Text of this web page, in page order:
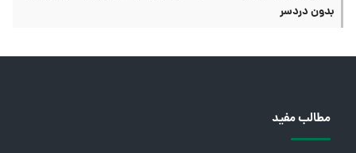
بدون دردسر
مطالب مفید